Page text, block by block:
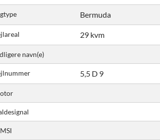
Bermuda
29 kvm
navn(e)
5,5 D 9